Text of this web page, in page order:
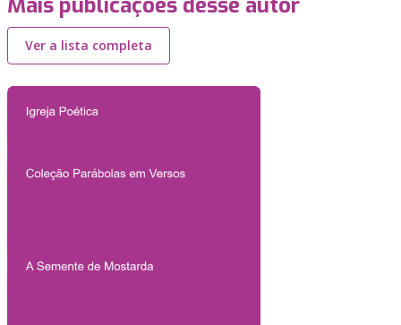
Ver a lista completa